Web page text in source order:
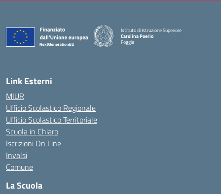
Istituto di Istruzione Superiore
Carolina Poerio
Foggia
— Visita la pagina iniziale della scuola
Link Esterni
MIUR
Ufficio Scolastico Regionale
Ufficio Scolastico Territoriale
Scuola in Chiaro
Iscrizioni On Line
Invalsi
Comune
La Scuola